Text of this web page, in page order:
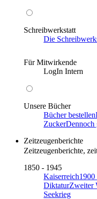
Schreibwerkstatt
Die
Für Mitwirkende
LogIn Intern
Unsere Bücher
Bücher bestellen
Zucker
Zeitzeugenberichte
Zeitzeugenberichte,
1850 - 1945
Kaiserreich1900
DiktaturZweiter
Seekrieg